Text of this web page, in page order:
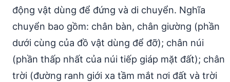
động vật dùng để đứng và di chuyển. Nghĩa
chuyển bao gồm: chân bàn, chân giường (phần
dưới cùng của đồ vật dùng để đỡ); chân núi
(phần thấp nhất của núi tiếp giáp mặt đất); chân
trời (đường ranh giới xa tầm mắt nơi đất và trời